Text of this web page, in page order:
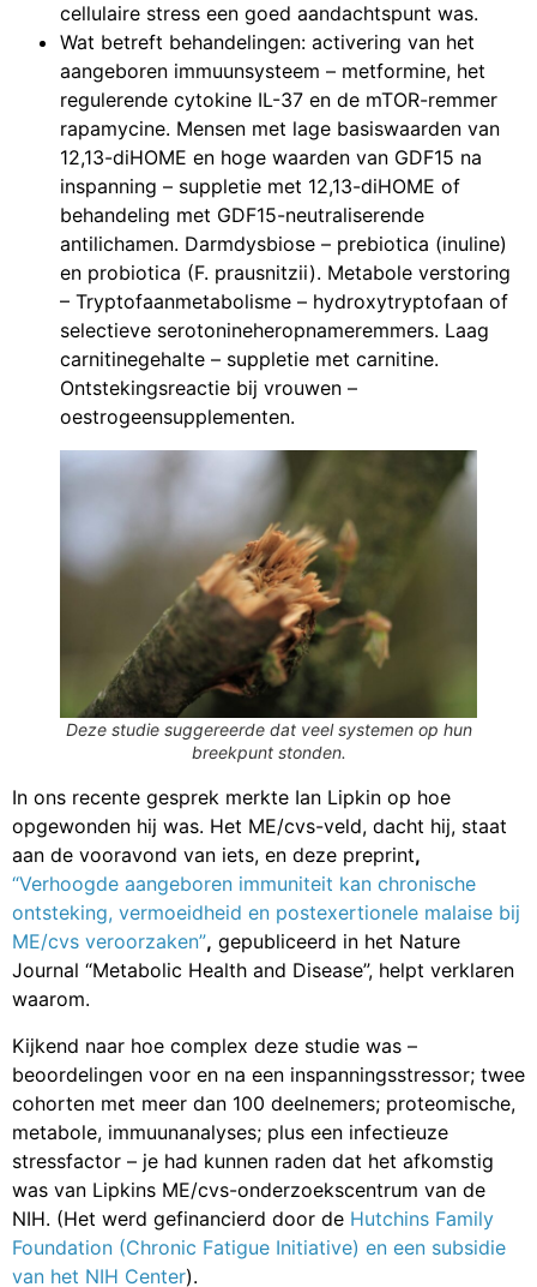
cellulaire stress een goed aandachtspunt was.
Wat betreft behandelingen: activering van het
aangeboren immuunsysteem – metformine, het
regulerende cytokine IL-37 en de mTOR-remmer
rapamycine. Mensen met lage basiswaarden van
12,13-diHOME en hoge waarden van GDF15 na
inspanning – suppletie met 12,13-diHOME of
behandeling met GDF15-neutraliserende
antilichamen. Darmdysbiose – prebiotica (inuline)
en probiotica (F. prausnitzii). Metabole verstoring
– Tryptofaanmetabolisme – hydroxytryptofaan of
selectieve serotonineheropnameremmers. Laag
carnitinegehalte – suppletie met carnitine.
Ontstekingsreactie bij vrouwen –
oestrogeensupplementen.
Deze studie suggereerde dat veel systemen op hun
breekpunt stonden.
In ons recente gesprek merkte Ian Lipkin op hoe
opgewonden hij was. Het ME/cvs-veld, dacht hij, staat
aan de vooravond van iets, en deze preprint,
“Verhoogde aangeboren immuniteit kan chronische
ontsteking, vermoeidheid en postexertionele malaise bij
ME/cvs veroorzaken”, gepubliceerd in het Nature
Journal “Metabolic Health and Disease”, helpt verklaren
waarom.
Kijkend naar hoe complex deze studie was –
beoordelingen voor en na een inspanningsstressor; twee
cohorten met meer dan 100 deelnemers; proteomische,
metabole, immuunanalyses; plus een infectieuze
stressfactor – je had kunnen raden dat het afkomstig
was van Lipkins ME/cvs-onderzoekscentrum van de
NIH. (Het werd gefinancierd door de Hutchins Family
Foundation (Chronic Fatigue Initiative) en een subsidie
van het NIH Center).